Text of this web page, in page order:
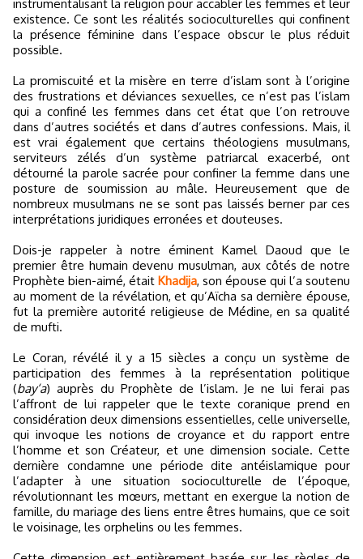
instrumentalisant la religion pour accabler les femmes et leur
existence. Ce sont les réalités socioculturelles qui confinent
la présence féminine dans l’espace obscur le plus réduit
possible.
La promiscuité et la misère en terre d’islam sont à l’origine
des frustrations et déviances sexuelles, ce n’est pas l’islam
qui a confiné les femmes dans cet état que l’on retrouve
dans d’autres sociétés et dans d’autres confessions. Mais, il
est vrai également que certains théologiens musulmans,
serviteurs zélés d’un système patriarcal exacerbé, ont
détourné la parole sacrée pour confiner la femme dans une
posture de soumission au mâle. Heureusement que de
nombreux musulmans ne se sont pas laissés berner par ces
interprétations juridiques erronées et douteuses.
Dois-je rappeler à notre éminent Kamel Daoud que le
premier être humain devenu musulman, aux côtés de notre
Prophète bien-aimé, était Khadija, son épouse qui l’a soutenu
au moment de la révélation, et qu’Aïcha sa dernière épouse,
fut la première autorité religieuse de Médine, en sa qualité
de mufti.
Le Coran, révélé il y a 15 siècles a conçu un système de
participation des femmes à la représentation politique
(bay‘a) auprès du Prophète de l’islam. Je ne lui ferai pas
l’affront de lui rappeler que le texte coranique prend en
considération deux dimensions essentielles, celle universelle,
qui invoque les notions de croyance et du rapport entre
l’homme et son Créateur, et une dimension sociale. Cette
dernière condamne une période dite antéislamique pour
l’adapter à une situation socioculturelle de l’époque,
révolutionnant les mœurs, mettant en exergue la notion de
famille, du mariage des liens entre êtres humains, que ce soit
le voisinage, les orphelins ou les femmes.